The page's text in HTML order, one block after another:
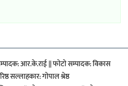
आर.के.राई || फाेटाे सम्पादक: विकास
सल्लाहकार: गाेपाल श्रेष्ठ